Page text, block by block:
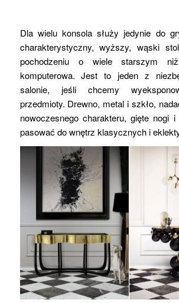
Dla wielu konsola służy jedynie do
charakterystyczny, wyższy, wąski
pochodzeniu o wiele starszym
komputerowa. Jest to jeden z
salonie, jeśli chcemy
przedmioty. Drewno, metal i szkło,
nowoczesnego charakteru, gięte nogi
pasować do wnętrz klasycznych i